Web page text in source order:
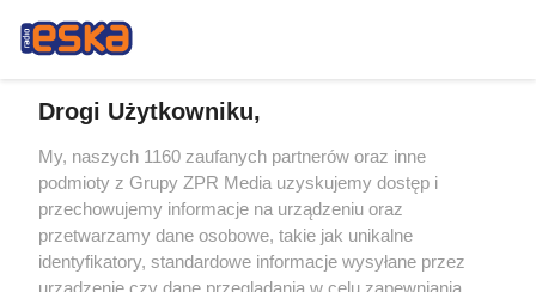
Drogi Użytkowniku,
My, naszych 1160 zaufanych partnerów oraz inne
podmioty z Grupy ZPR Media uzyskujemy dostęp i
przechowujemy informacje na urządzeniu oraz
przetwarzamy dane osobowe, takie jak unikalne
identyfikatory, standardowe informacje wysyłane przez
urządzenie czy dane przeglądania w celu zapewniania